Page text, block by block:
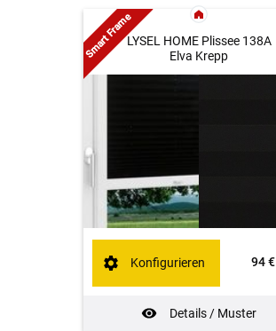
LYSEL HOME Plissee 138A
Elva Krepp
94 €
Details / Muster
Konfigurieren
Smart Frame